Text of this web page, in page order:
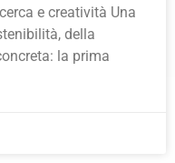
e creatività Una
della
la prima